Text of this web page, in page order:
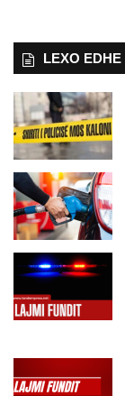
LEXO EDHE